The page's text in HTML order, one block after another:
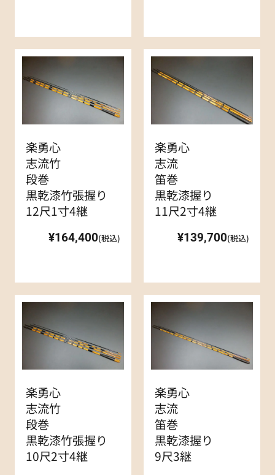
楽勇心
志流竹
段巻
黒乾漆竹張握り
12尺1寸4継
¥164,400(税込)
楽勇心
志流
笛巻
黒乾漆握り
11尺2寸4継
¥139,700(税込)
楽勇心
志流竹
段巻
黒乾漆竹張握り
10尺2寸4継
楽勇心
志流
笛巻
黒乾漆握り
9尺3継